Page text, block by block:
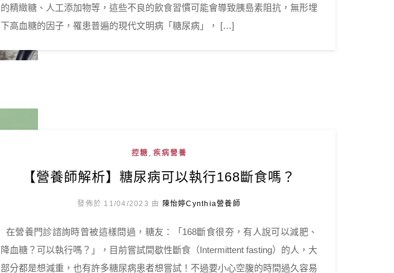
的精緻糖、人工添加物等，這些不良的飲食習慣可能會導致胰島素阻抗，無形埋
下高血糖的因子，罹患普遍的現代文明病「糖尿病」， […]
控糖 疾病營養
【營養師解析】糖尿病可以執行168斷食嗎？
發佈於 11/04/2023 由 陳怡婷Cynthia營養師
在營養門診諮詢時曾被這樣問過，糖友：「168斷食很夯，有人說可以減肥、
降血糖？可以執行嗎？」，目前嘗試間歇性斷食（Intermittent fasting）的人，大
部分都是想減重，也有許多糖尿病患者想嘗試！不過要小心空腹的時間過久容易